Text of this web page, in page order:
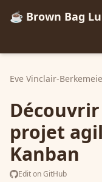
☕ Brown Bag
Eve Vinclair-
projet
Kanban
Edit on GitHub